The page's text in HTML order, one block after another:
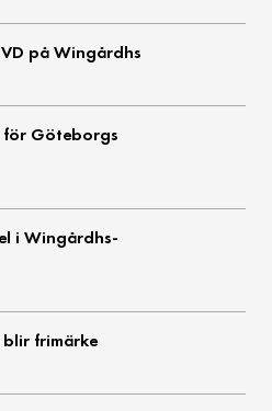
på Wingårdhs
för Göteborgs
i Wingårdhs-
frimärke